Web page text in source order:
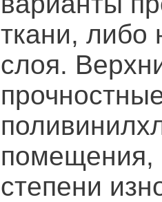
ткани, либо
слоя.
помещения,
степени